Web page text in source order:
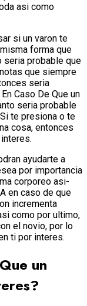
asi­ como
si un varon te
forma que
seri­a probable que
que siempre
seri­a
Caso De Que un
seri­a probable
Si te presiona o te
cosa, entonces
ayudarte a
por importancia
corporeo asi­
en caso de que
incrementa
como por ultimo,
el novio, por lo
ti por interes.
un